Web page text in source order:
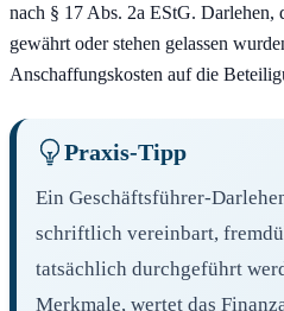
nach § 17 Abs. 2a EStG.
gewährt oder stehen gelassen
Anschaffungskosten auf die
Praxis-Tipp
Ein Geschäftsführer-
schriftlich vereinbart,
tatsächlich durchgeführt
Merkmale, wertet das